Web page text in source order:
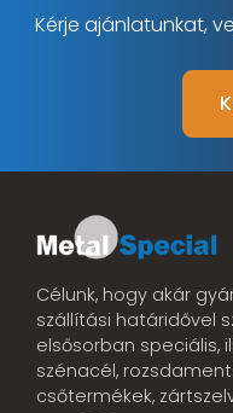
Kérje ajánlatunkat,
Célunk, hogy akár
szállítási határidővel
elsősorban speciális,
szénacél,
csőtermékek,